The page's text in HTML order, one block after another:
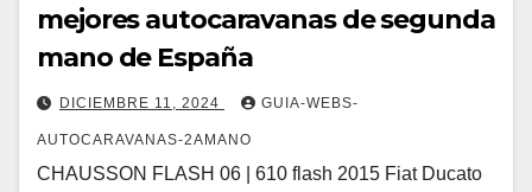
mejores autocaravanas de segunda
mano de España
DICIEMBRE 11, 2024 GUIA-WEBS-
AUTOCARAVANAS-2AMANO
CHAUSSON FLASH 06 | 610 flash 2015 Fiat Ducato